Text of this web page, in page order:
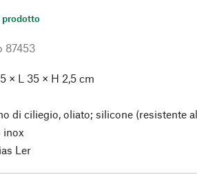
prodotto
87453
× L 35 × H 2,5 cm
di ciliegio, oliato; silicone (resistente al
inox
Ler